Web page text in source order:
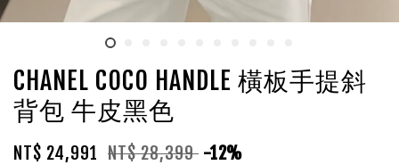
CHANEL COCO HANDLE 橫板手提斜
背包 牛皮黑色
NT$ 24,991 NT$ 28,399 -12%